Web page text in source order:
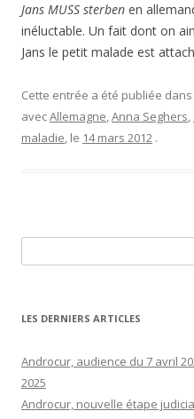
Jans MUSS sterben en
inéluctable. Un fait dont on
Jans le petit malade est
Cette entrée a été publiée dans
avecAllemagne,Anna Seghers,
maladie, le 14 mars 2012 .
LES DERNIERS ARTICLES
Androcur, audience du 7 avril
2025
Androcur, nouvelle étape